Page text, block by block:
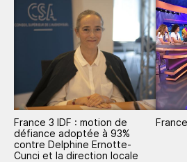
France 3 IDF : motion de
défiance adoptée à 93%
contre Delphine Ernotte-
Cunci et la direction locale